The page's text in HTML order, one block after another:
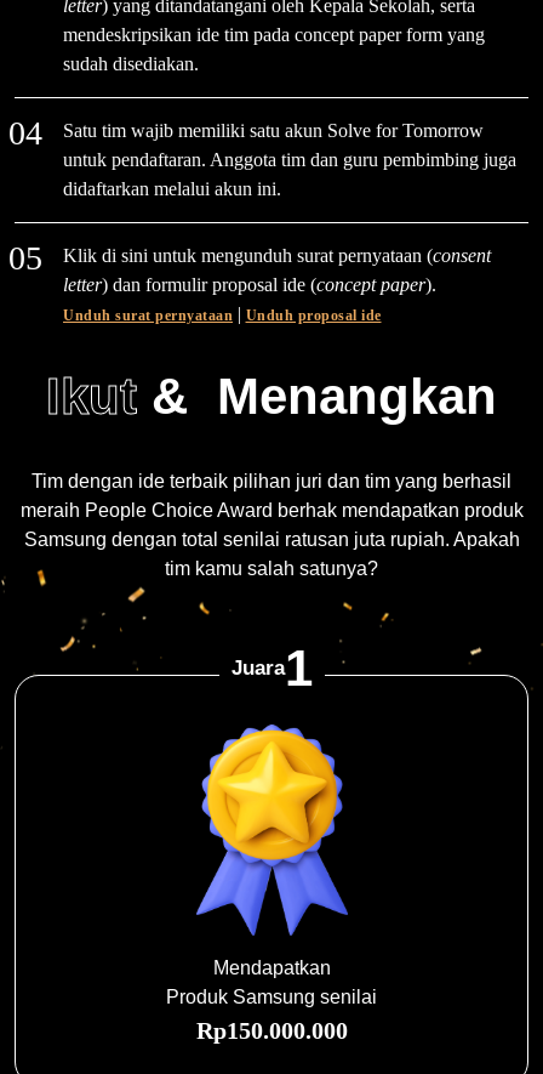
letter) yang ditandatangani oleh Kepala Sekolah, serta
mendeskripsikan ide tim pada concept paper form yang
sudah disediakan.
Satu tim wajib memiliki satu akun Solve for Tomorrow
untuk pendaftaran. Anggota tim dan guru pembimbing juga
didaftarkan melalui akun ini.
Klik di sini untuk mengunduh surat pernyataan (consent
letter) dan formulir proposal ide (concept paper).
Unduh surat pernyataan | Unduh proposal ide
Ikut & Menangkan
Tim dengan ide terbaik pilihan juri dan tim yang berhasil
meraih People Choice Award berhak mendapatkan produk
Samsung dengan total senilai ratusan juta rupiah. Apakah
tim kamu salah satunya?
Juara1
Mendapatkan
Produk Samsung senilai
Rp150.000.000